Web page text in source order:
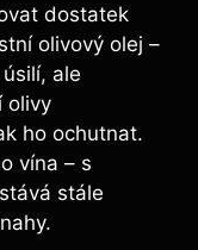
dostatek
olivový olej –
ale
olivy
ho ochutnat.
vína – s
stále